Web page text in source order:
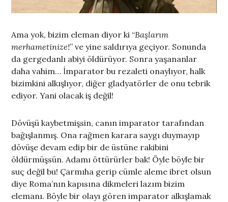
Ama yok, bizim eleman diyor ki “Başlarım
merhametinize!” ve yine saldırıya geçiyor. Sonunda
da gergedanlı abiyi öldürüyor. Sonra yaşananlar
daha vahim… İmparator bu rezaleti onaylıyor, halk
bizimkini alkışlıyor, diğer gladyatörler de onu tebrik
ediyor. Yani olacak iş değil!
Dövüşü kaybetmişsin, canın imparator tarafından
bağışlanmış. Ona rağmen karara saygı duymayıp
dövüşe devam edip bir de üstüne rakibini
öldürmüşsün. Adamı öttürürler bak! Öyle böyle bir
suç değil bu! Çarmıha gerip cümle aleme ibret olsun
diye Roma’nın kapısına dikmeleri lazım bizim
elemanı. Böyle bir olayı gören imparator alkışlamak